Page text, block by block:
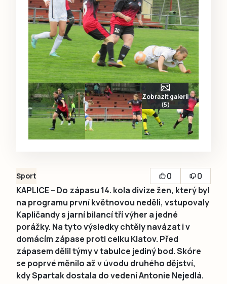
Zobrazit galerii
(5)
Sport 0
0
KAPLICE – Do zápasu 14. kola divize žen, který byl
na programu první květnovou neděli, vstupovaly
Kapličandy s jarní bilancí tří výher a jedné
porážky. Na tyto výsledky chtěly navázat i v
domácím zápase proti celku Klatov. Před
zápasem dělil týmy v tabulce jediný bod. Skóre
se poprvé měnilo až v úvodu druhého dějství,
kdy Spartak dostala do vedení Antonie Nejedlá.